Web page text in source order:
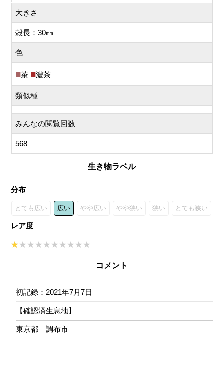
大きさ
殻長：30㎜
色
茶 濃茶
類似種
みんなの閲覧回数
568
生き物ラベル
分布
とても広い 広い やや広い やや狭い 狭い とても狭い
レア度
コメント
初記録：2021年7月7日
【確認済生息地】
東京都 調布市